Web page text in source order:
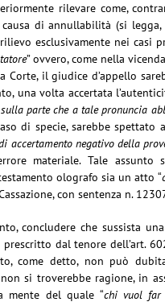
rilevare come,
di annullabilità (si
esclusivamente nei casi
” ovvero, come nella
Corte, il giudice d’appello
una volta accertata
parte che a tale pronuncia
di specie, sarebbe
accertamento negativo della
materiale. Tale
olografo sia un atto “
con sentenza n.
concludere che sussista
dal tenore dell’art.
come detto, non può
si troverebbe ragione, in
mente del quale “chi vuol far